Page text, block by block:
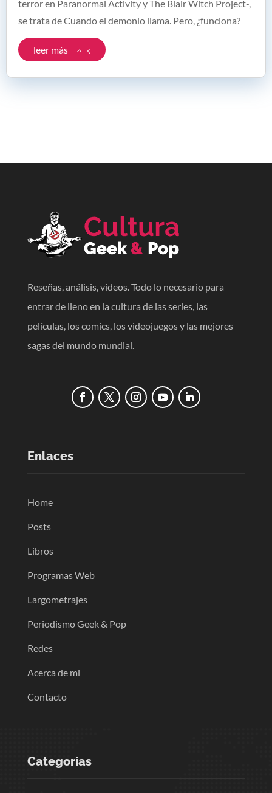
terror en Paranormal Activity y The Blair Witch Project-,
se trata de Cuando el demonio llama. Pero, ¿funciona?
leer más
Reseñas, análisis, videos. Todo lo necesario para
entrar de lleno en la cultura de las series, las
películas, los comics, los videojuegos y las mejores
sagas del mundo mundial.
Enlaces
Home
Posts
Libros
Programas Web
Largometrajes
Periodismo Geek & Pop
Redes
Acerca de mi
Contacto
Categorias